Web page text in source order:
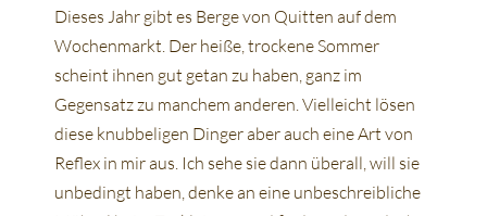
Dieses Jahr gibt es Berge von Quitten auf dem
Wochenmarkt. Der heiße, trockene Sommer
scheint ihnen gut getan zu haben, ganz im
Gegensatz zu manchem anderen. Vielleicht lösen
diese knubbeligen Dinger aber auch eine Art von
Reflex in mir aus. Ich sehe sie dann überall, will sie
unbedingt haben, denke an eine unbeschreibliche